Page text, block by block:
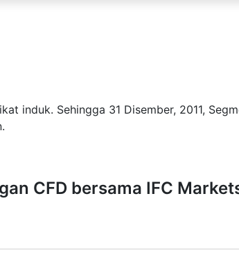
induk. Sehingga 31 Disember, 2011,
CFD bersama IFC